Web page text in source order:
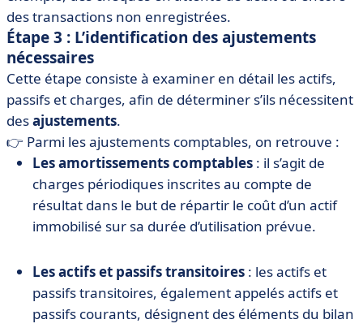
des transactions non enregistrées.
Étape 3 : L’identification des ajustements
nécessaires
Cette étape consiste à examiner en détail les actifs,
passifs et charges, afin de déterminer s’ils nécessitent
desajustements.
👉 Parmi les ajustements comptables, on retrouve :
Les amortissements comptables : il s’agit de
charges périodiques inscrites au compte de
résultat dans le but de répartir le coût d’un actif
immobilisé sur sa durée d’utilisation prévue.
Les actifs et passifs transitoires : les actifs et
passifs transitoires, également appelés actifs et
passifs courants, désignent des éléments du bilan